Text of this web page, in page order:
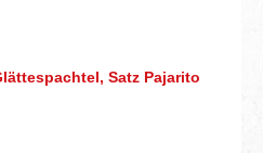
Satz Pajarito